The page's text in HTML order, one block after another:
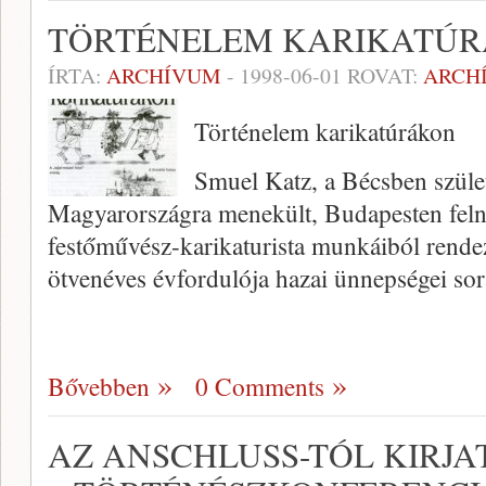
TÖRTÉNELEM
ÍRTA: ARCHÍVUM - 1998-06-01 ROVAT:
Történelem karikatúrákon
Smuel Katz, a Bécsben
Magyarországra menekült, Budapesten
festőművész-karikaturista munkáiból
ötvenéves évfordulója hazai ünnepségei
Bővebben 0 Comments
AZ ANSCHLUSS-TÓL